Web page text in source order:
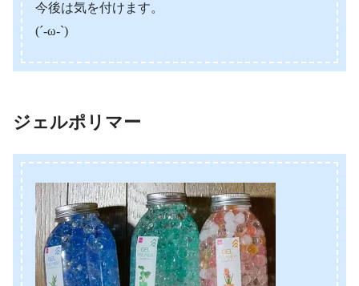
今後は気を付けます。
(´-ω-`)
ジェルポリマー